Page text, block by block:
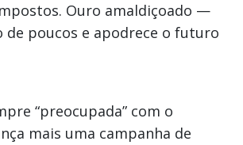
Ouro amaldiçoado —
de poucos e apodrece o futuro
“preocupada” com o
mais uma campanha de